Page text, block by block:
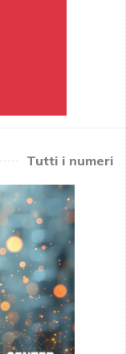
Tutti i numeri